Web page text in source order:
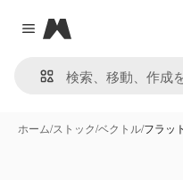
Close menu
Magnific
ホーム/ストック/ベクトル/フラッ